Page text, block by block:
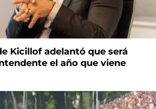
Kicillof adelantó que será
el año que viene